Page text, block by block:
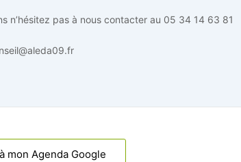
n’hésitez pas à nous contacter au 05 34 14 63 81
mon Agenda Google